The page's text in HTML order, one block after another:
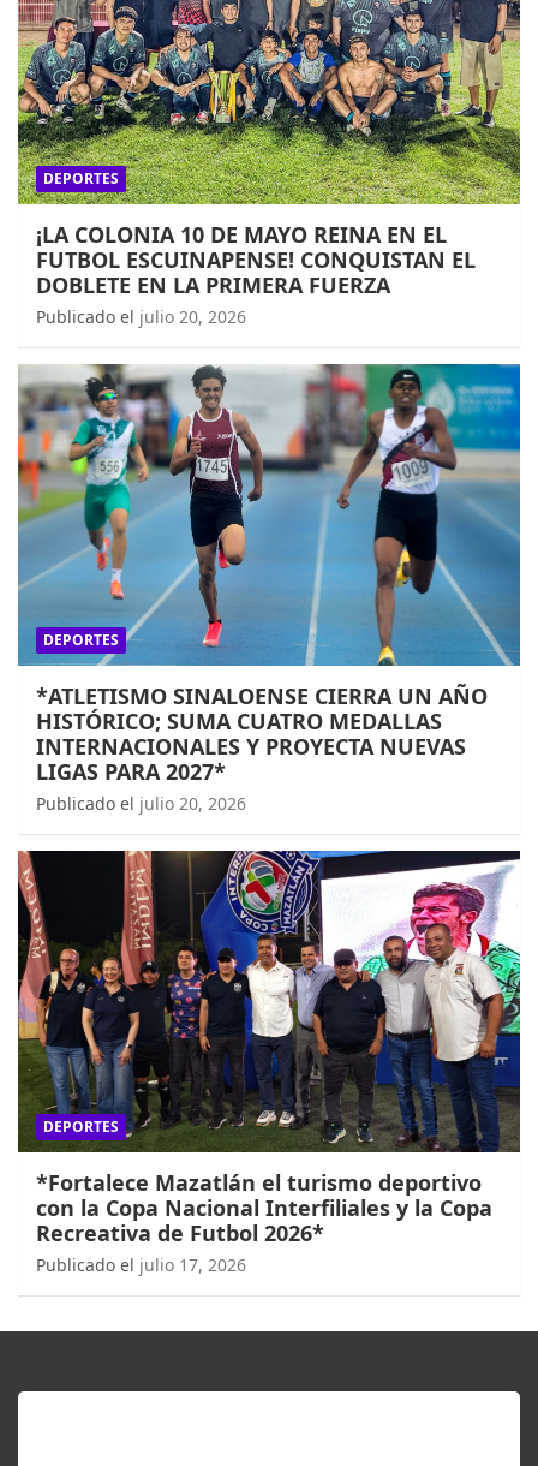
DEPORTES
¡LA COLONIA 10 DE MAYO REINA EN EL
FUTBOL ESCUINAPENSE! CONQUISTAN EL
DOBLETE EN LA PRIMERA FUERZA
Publicado el julio 20, 2026
DEPORTES
*ATLETISMO SINALOENSE CIERRA UN AÑO
HISTÓRICO; SUMA CUATRO MEDALLAS
INTERNACIONALES Y PROYECTA NUEVAS
LIGAS PARA 2027*
Publicado el julio 20, 2026
DEPORTES
*Fortalece Mazatlán el turismo deportivo
con la Copa Nacional Interfiliales y la Copa
Recreativa de Futbol 2026*
Publicado el julio 17, 2026